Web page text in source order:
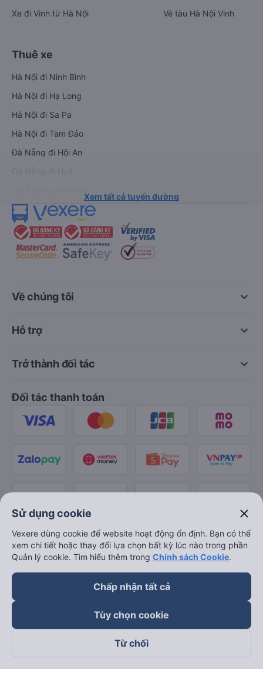
Xe đi Vinh từ Hà Nội
Vé tàu Hà Nội Vinh
Thuê xe
Hà Nội đi Ninh Bình
Hà Nội đi Hạ Long
Hà Nội đi Sa Pa
Hà Nội đi Tam Đảo
Đà Nẵng đi Hội An
Xem tất cả tuyến đường
keyboard_arrow_down
Về chúng tôi
keyboard_arrow_down
Hỗ trợ
keyboard_arrow_down
Trở thành đối tác
Đối tác thanh toán
Theo dõi chúng tôi trên
Sử dụng cookie close
Vexere dùng cookie để website hoạt động ổn định. Bạn có thể
xem chi tiết hoặc thay đổi lựa chọn bất kỳ lúc nào trong phần
Quản lý cookie. Tìm hiểu thêm trong Chính sách Cookie.
Chấp nhận tất cả
Tùy chọn cookie
Từ chối